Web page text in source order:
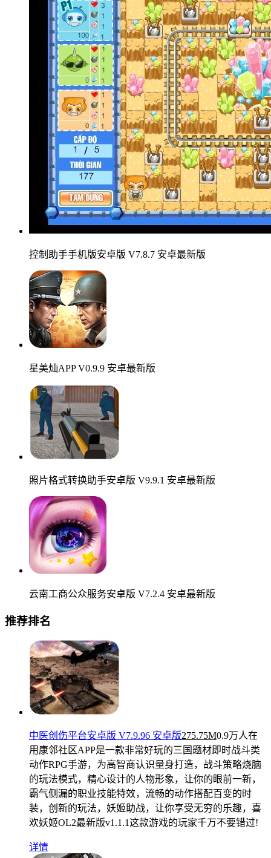
控制助手手机版安卓版 V7.8.7 安卓最新版
星美灿APP V0.9.9 安卓最新版
照片格式转换助手安卓版 V9.9.1 安卓最新版
云南工商公众服务安卓版 V7.2.4 安卓最新版
推荐排名
中医创伤平台安卓版 V7.9.96 安卓版275.75M0.9万人在
用 康邻社区APP是一款非常好玩的三国题材即时战斗类
动作RPG手游，为高智商认识量身打造，战斗策略烧脑
的玩法模式，精心设计的人物形象，让你的眼前一新，
霸气侧漏的职业技能特效，流畅的动作搭配百变的时
装，创新的玩法，妖姬助战，让你享受无穷的乐趣，喜
欢妖姬OL2最新版v1.1.1这款游戏的玩家千万不要错过!
详情